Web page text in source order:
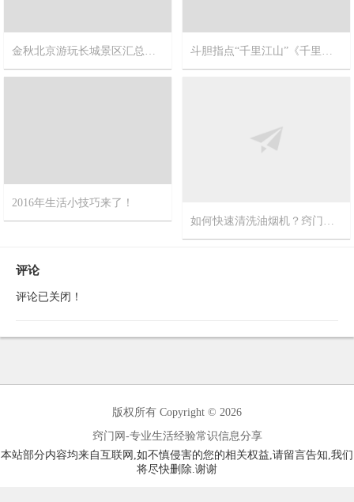
2016年生活小技巧来了！
评论
评论已关闭！
版权所有 Copyright © 2026
窍门网-专业生活经验常识信息分享
本站部分内容均来自互联网,如不慎侵害的您的相关权益,请留言告知,我们
将尽快删除.谢谢